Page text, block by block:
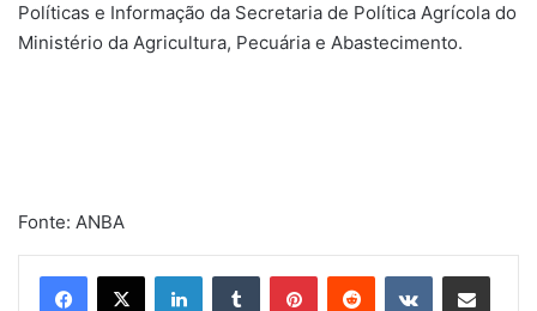
Políticas e Informação da Secretaria de Política Agrícola do
Ministério da Agricultura, Pecuária e Abastecimento.
Fonte: ANBA
LinkedinTumblr PinterestReddit VK Compartilhar via e-mail